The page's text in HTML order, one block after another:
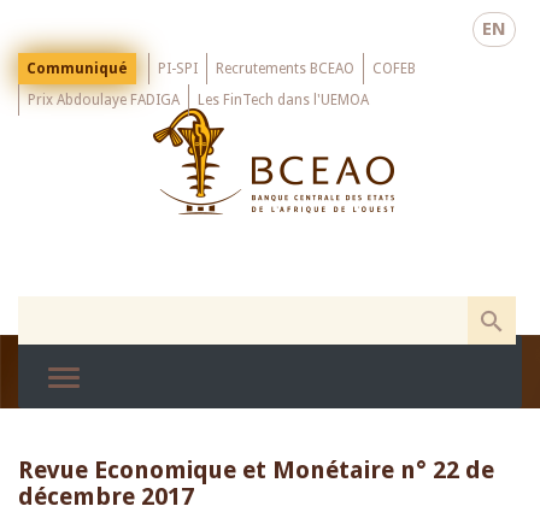
main
EN
Menu
Top
Communiqué PI-SPI Recrutements BCEAO
COFEB
Prix Abdoulaye FADIGA
Les FinTech dans l'UEMOA
Revue Economique et Monétaire n° 22 de
décembre 2017